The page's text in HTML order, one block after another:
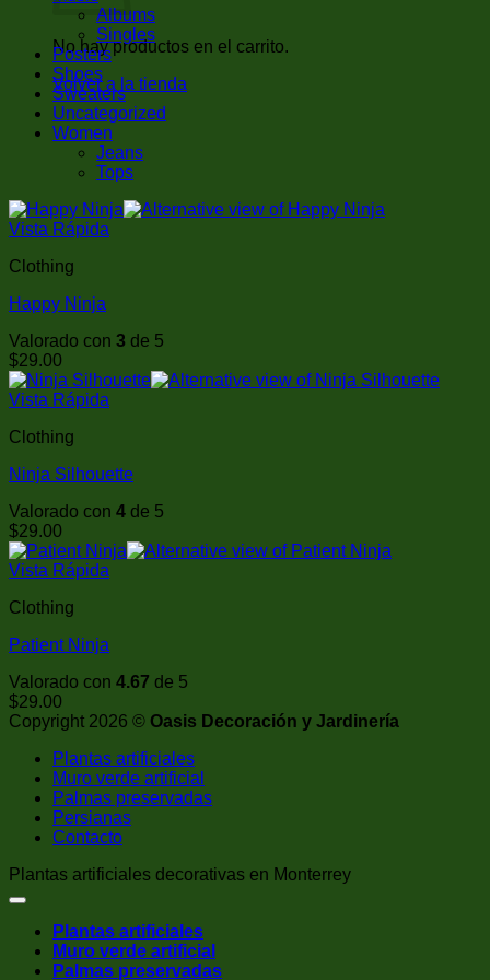
No hay productos en el carrito.
Volver a la tienda
Albums
Singles
Posters
Shoes
Sweaters
Uncategorized
Women
Jeans
Tops
Vista Rápida
Clothing
Happy Ninja
Valorado con 3 de 5
$29.00
Vista Rápida
Clothing
Ninja Silhouette
Valorado con 4 de 5
$29.00
Vista Rápida
Clothing
Patient Ninja
Valorado con 4.67 de 5
$29.00
Copyright 2026 © Oasis Decoración y Jardinería
Plantas artificiales
Muro verde artificial
Palmas preservadas
Persianas
Contacto
Plantas artificiales decorativas en Monterrey
Plantas artificiales
Muro verde artificial
Palmas preservadas